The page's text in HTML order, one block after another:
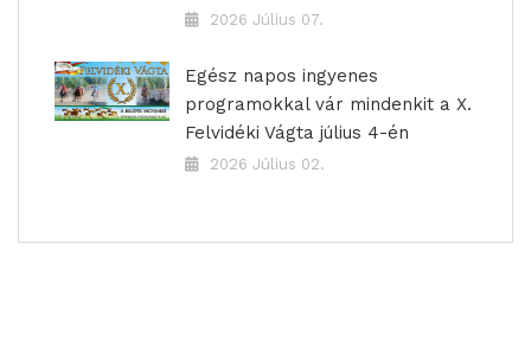
2026 Július 07.
Egész napos ingyenes
programokkal vár mindenkit a X.
Felvidéki Vágta július 4-én
2026 Július 02.